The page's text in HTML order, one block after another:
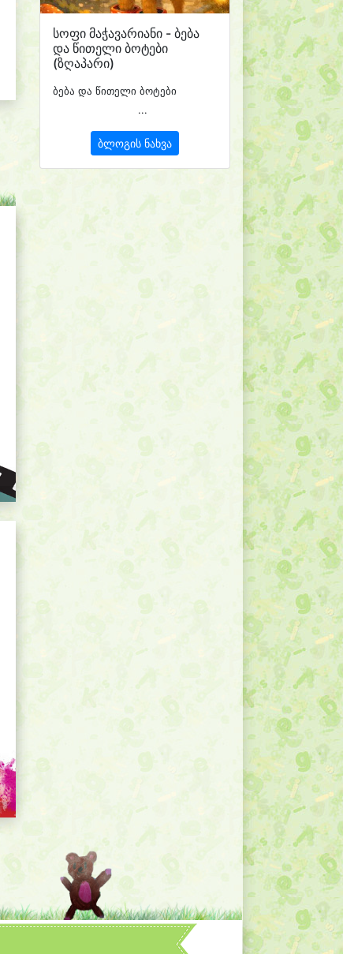
სოფი მაჭავარიანი - ბება
და წითელი ბოტები
(ზღაპარი)
ბება და წითელი ბოტები
...
ბლოგის ნახვა